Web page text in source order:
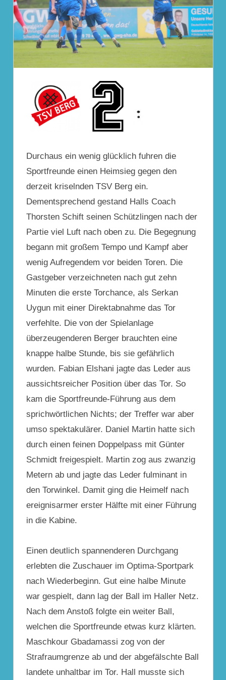
Durchaus ein wenig glücklich fuhren die
Sportfreunde einen Heimsieg gegen den
derzeit kriselnden TSV Berg ein.
Dementsprechend gestand Halls Coach
Thorsten Schift seinen Schützlingen nach der
Partie viel Luft nach oben zu. Die Begegnung
begann mit großem Tempo und Kampf aber
wenig Aufregendem vor beiden Toren. Die
Gastgeber verzeichneten nach gut zehn
Minuten die erste Torchance, als Serkan
Uygun mit einer Direktabnahme das Tor
verfehlte. Die von der Spielanlage
überzeugenderen Berger brauchten eine
knappe halbe Stunde, bis sie gefährlich
wurden. Fabian Elshani jagte das Leder aus
aussichtsreicher Position über das Tor. So
kam die Sportfreunde-Führung aus dem
sprichwörtlichen Nichts; der Treffer war aber
umso spektakulärer. Daniel Martin hatte sich
durch einen feinen Doppelpass mit Günter
Schmidt freigespielt. Martin zog aus zwanzig
Metern ab und jagte das Leder fulminant in
den Torwinkel. Damit ging die Heimelf nach
ereignisarmer erster Hälfte mit einer Führung
in die Kabine.
Einen deutlich spannenderen Durchgang
erlebten die Zuschauer im Optima-Sportpark
nach Wiederbeginn. Gut eine halbe Minute
war gespielt, dann lag der Ball im Haller Netz.
Nach dem Anstoß folgte ein weiter Ball,
welchen die Sportfreunde etwas kurz klärten.
Maschkour Gbadamassi zog von der
Strafraumgrenze ab und der abgefälschte Ball
landete unhaltbar im Tor. Hall musste sich